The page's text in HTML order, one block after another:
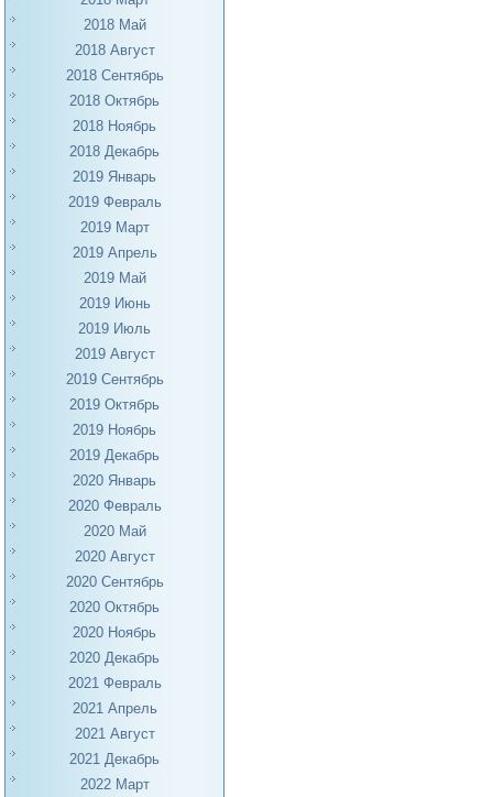
2018 Май
2018 Август
2018 Сентябрь
2018 Октябрь
2018 Ноябрь
2018 Декабрь
2019 Январь
2019 Февраль
2019 Март
2019 Апрель
2019 Май
2019 Июнь
2019 Июль
2019 Август
2019 Сентябрь
2019 Октябрь
2019 Ноябрь
2019 Декабрь
2020 Январь
2020 Февраль
2020 Май
2020 Август
2020 Сентябрь
2020 Октябрь
2020 Ноябрь
2020 Декабрь
2021 Февраль
2021 Апрель
2021 Август
2021 Декабрь
2022 Март